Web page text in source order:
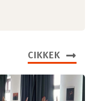
CIKKEK